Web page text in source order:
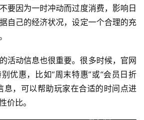
要因为一时冲动而过度消费，影响日
自己的经济状况，设定一个合理的充
活动信息也很重要。很多时候，官网
优惠，比如“周末特惠”或“会员日折
息，可以帮助玩家在合适的时间点进
价比。